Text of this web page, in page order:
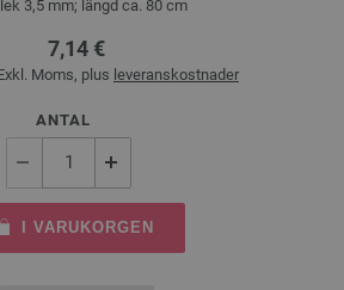
3,5 mm; längd ca. 80 cm
7,14 €
Moms, plus leveranskostnader
ANTAL
I VARUKORGEN